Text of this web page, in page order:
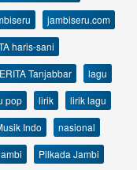
jambiseru.com
haris-sani
Tanjabbar
lagu
pop lirik
lirik lagu
Indo
nasional
Pilkada Jambi